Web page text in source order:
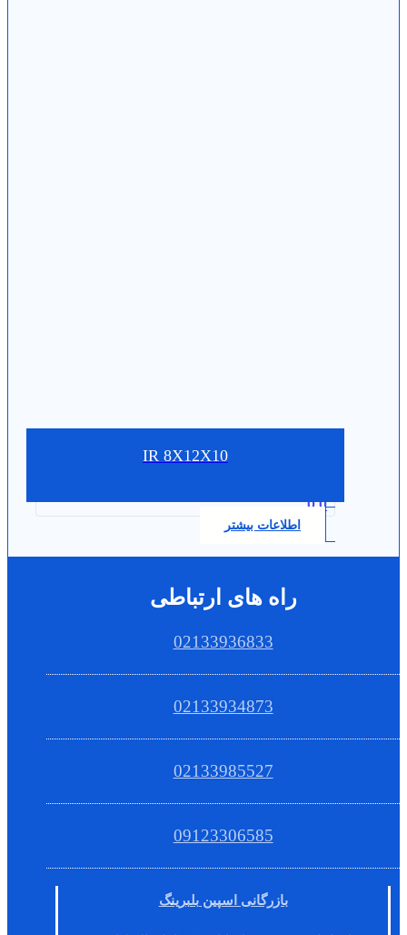
IR 8X12X10
0.0
اطلاعات بیشتر
راه های ارتباطی
02133936833
02133934873
02133985527
09123306585
بازرگانی اسپین بلبرینگ